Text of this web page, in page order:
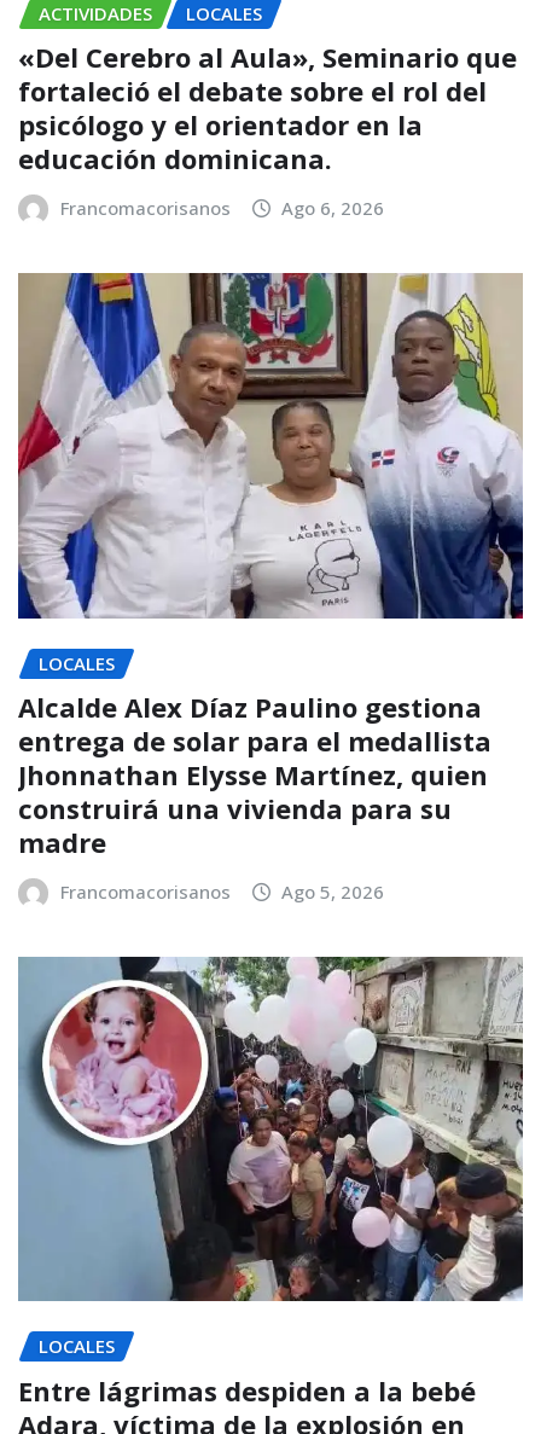
ACTIVIDADES LOCALES
«Del Cerebro al Aula», Seminario que
fortaleció el debate sobre el rol del
psicólogo y el orientador en la
educación dominicana.
Francomacorisanos Ago 6, 2026
LOCALES
Alcalde Alex Díaz Paulino gestiona
entrega de solar para el medallista
Jhonnathan Elysse Martínez, quien
construirá una vivienda para su
madre
Francomacorisanos Ago 5, 2026
LOCALES
Entre lágrimas despiden a la bebé
Adara, víctima de la explosión en